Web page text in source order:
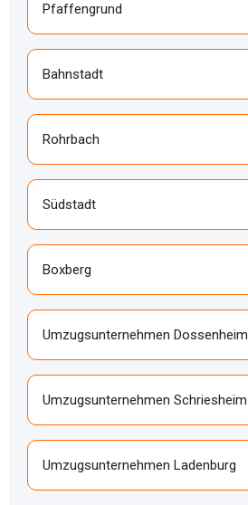
Pfaffengrund
Bahnstadt
Rohrbach
Südstadt
Boxberg
Umzugsunternehmen Dossenheim
Umzugsunternehmen Schriesheim
Umzugsunternehmen Ladenburg